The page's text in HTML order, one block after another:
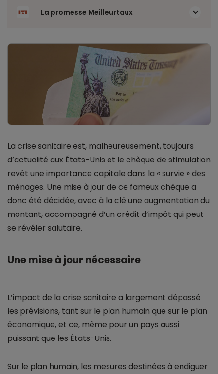
La promesse Meilleurtaux
La crise sanitaire est, malheureusement, toujours
d’actualité aux États-Unis et le chèque de stimulation
revêt une importance capitale dans la « survie » des
ménages. Une mise à jour de ce fameux chèque a
donc été décidée, avec à la clé une augmentation du
montant, accompagné d’un crédit d’impôt qui peut
se révéler salutaire.
Une mise à jour nécessaire
L’impact de la crise sanitaire a largement dépassé
les prévisions, tant sur le plan humain que sur le plan
économique, et ce, même pour un pays aussi
puissant que les États-Unis.
Sur le plan humain, les mesures destinées à endiguer